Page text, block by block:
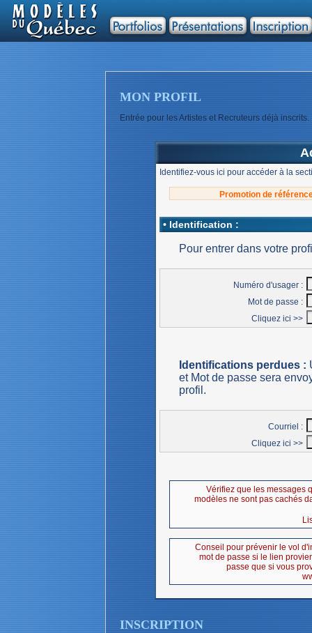
MON PROFIL
Entrée pour les Artistes et Recruteurs déjà inscrits.
Identifiez-vous ici pour accéder à la
Promotion de
• Identification :
Pour entrer dans votre
Numéro d'usager :
Mot de passe :
Cliquez ici >>
Identifications perdues :
et Mot de passe sera
profil.
Courriel :
Cliquez ici >>
Vérifiez que les messages
modèles ne sont pas cachés
Conseil pour prévenir le vol
mot de passe si le lien
passe que si vous
INSCRIPTION